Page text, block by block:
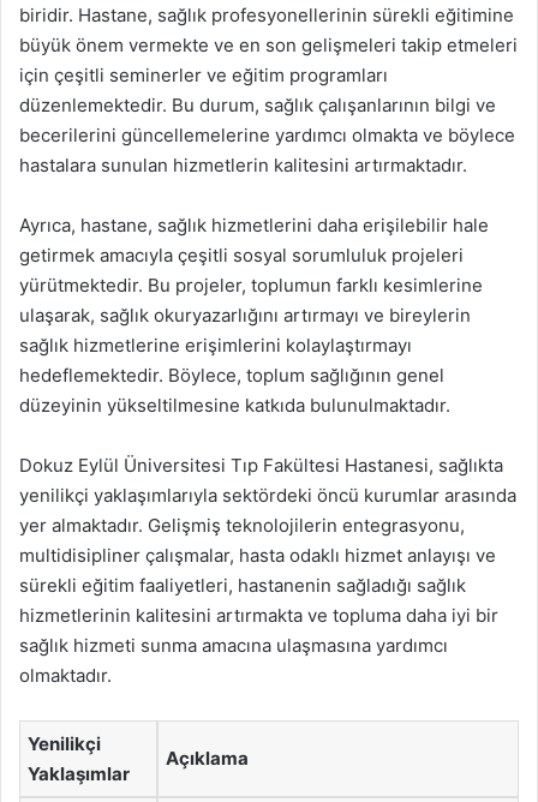
biridir. Hastane, sağlık profesyonellerinin sürekli eğitimine
büyük önem vermekte ve en son gelişmeleri takip etmeleri
için çeşitli seminerler ve eğitim programları
düzenlemektedir. Bu durum, sağlık çalışanlarının bilgi ve
becerilerini güncellemelerine yardımcı olmakta ve böylece
hastalara sunulan hizmetlerin kalitesini artırmaktadır.
Ayrıca, hastane, sağlık hizmetlerini daha erişilebilir hale
getirmek amacıyla çeşitli sosyal sorumluluk projeleri
yürütmektedir. Bu projeler, toplumun farklı kesimlerine
ulaşarak, sağlık okuryazarlığını artırmayı ve bireylerin
sağlık hizmetlerine erişimlerini kolaylaştırmayı
hedeflemektedir. Böylece, toplum sağlığının genel
düzeyinin yükseltilmesine katkıda bulunulmaktadır.
Dokuz Eylül Üniversitesi Tıp Fakültesi Hastanesi, sağlıkta
yenilikçi yaklaşımlarıyla sektördeki öncü kurumlar arasında
yer almaktadır. Gelişmiş teknolojilerin entegrasyonu,
multidisipliner çalışmalar, hasta odaklı hizmet anlayışı ve
sürekli eğitim faaliyetleri, hastanenin sağladığı sağlık
hizmetlerinin kalitesini artırmakta ve topluma daha iyi bir
sağlık hizmeti sunma amacına ulaşmasına yardımcı
olmaktadır.
Yenilikçi
Yaklaşımlar
Açıklama